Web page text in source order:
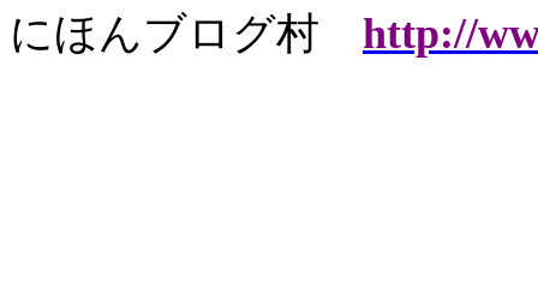
にほんブログ村 http://